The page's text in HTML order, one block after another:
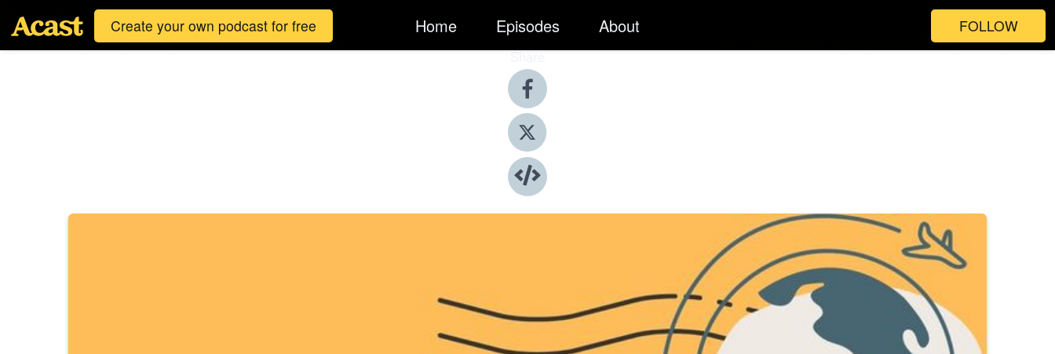
Create your own podcast for free Home Episodes About FOLLOW
Share